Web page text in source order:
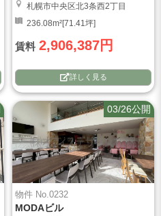
札幌市中央区北3条西2丁目
236.08m²[71.41坪]
賃料 2,906,387円
詳しく見る
物件 No.0232
03/26公開
MODAビル